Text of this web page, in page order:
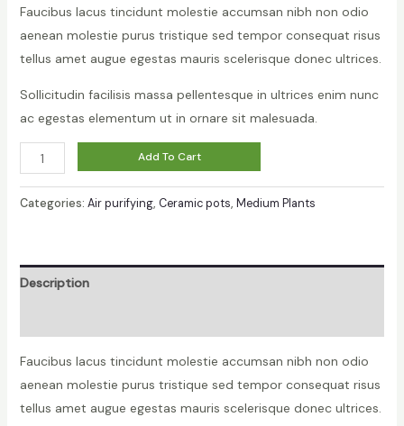
Faucibus lacus tincidunt molestie accumsan nibh non odio
aenean molestie purus tristique sed tempor consequat risus
tellus amet augue egestas mauris scelerisque donec ultrices.
Sollicitudin facilisis massa pellentesque in ultrices enim nunc
ac egestas elementum ut in ornare sit malesuada.
Ficus
Decora
Cabernet
Add To Cart
Categories: Air purifying, Ceramic pots, Medium Plants
Description
Faucibus lacus tincidunt molestie accumsan nibh non odio
aenean molestie purus tristique sed tempor consequat risus
tellus amet augue egestas mauris scelerisque donec ultrices.